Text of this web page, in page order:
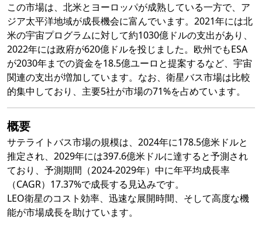
この市場は、北米とヨーロッパが成熟している一方で、ア
ジア太平洋地域が成長機会に富んでいます。2021年には北
米の宇宙プログラムに対して約1030億ドルの支出があり、
2022年には政府が620億ドルを投じました。欧州でもESA
が2030年までの資金を18.5億ユーロと提案するなど、宇宙
関連の支出が増加しています。なお、衛星バス市場は比較
的集中しており、主要5社が市場の71%を占めています。
概要
サテライトバス市場の規模は、2024年に178.5億米ドルと
推定され、2029年には397.6億米ドルに達すると予測され
ており、予測期間（2024-2029年）中に年平均成長率
（CAGR）17.37%で成長する見込みです。
LEO衛星のコスト効率、迅速な展開時間、そして高度な機
能が市場成長を助けています。